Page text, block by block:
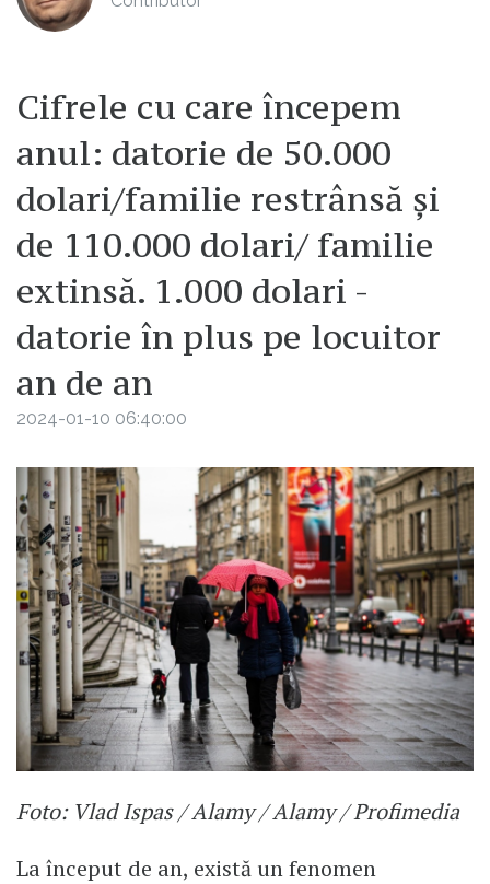
Cifrele cu care începem
anul: datorie de 50.000
dolari/familie restrânsă și
de 110.000 dolari/ familie
extinsă. 1.000 dolari -
datorie în plus pe locuitor
an de an
2024-01-10 06:40:00
Foto: Vlad Ispas / Alamy / Alamy / Profimedia
La început de an, există un fenomen